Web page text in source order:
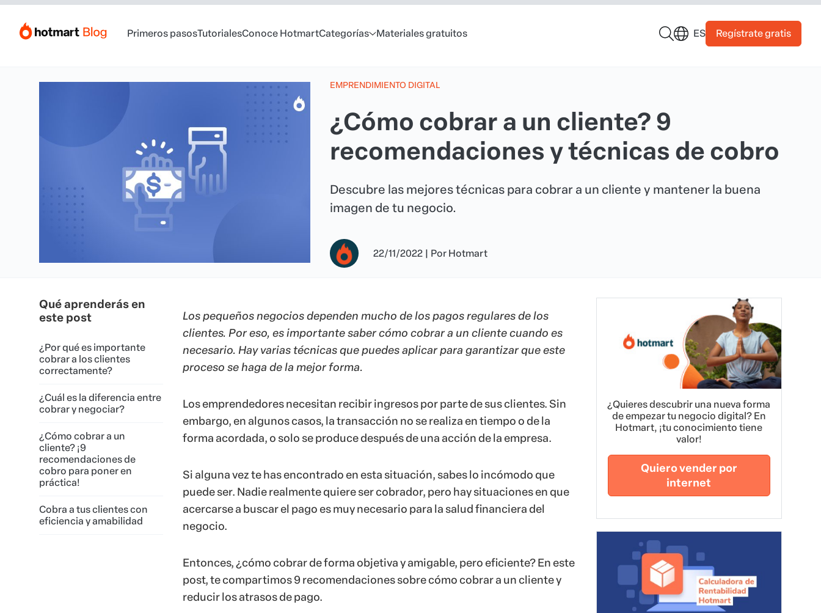
Primeros pasosTutorialesConoce HotmartCategorías Materiales gratuitos ES Regístrate gratis
EMPRENDIMIENTO DIGITAL
¿Cómo cobrar a un cliente? 9
recomendaciones y técnicas de cobro
Descubre las mejores técnicas para cobrar a un cliente y mantener la buena
imagen de tu negocio.
22/11/2022 | Por Hotmart
Qué aprenderás en
este post
¿Por qué es importante
cobrar a los clientes
correctamente?
¿Cuál es la diferencia entre
cobrar y negociar?
¿Cómo cobrar a un
cliente? ¡9
recomendaciones de
cobro para poner en
práctica!
Cobra a tus clientes con
eficiencia y amabilidad
Los pequeños negocios dependen mucho de los pagos regulares de los
clientes. Por eso, es importante saber cómo cobrar a un cliente cuando es
necesario. Hay varias técnicas que puedes aplicar para garantizar que este
proceso se haga de la mejor forma.
Los emprendedores necesitan recibir ingresos por parte de sus clientes. Sin
embargo, en algunos casos, la transacción no se realiza en tiempo o de la
forma acordada, o solo se produce después de una acción de la empresa.
Si alguna vez te has encontrado en esta situación, sabes lo incómodo que
puede ser. Nadie realmente quiere ser cobrador, pero hay situaciones en que
acercarse a buscar el pago es muy necesario para la salud financiera del
negocio.
Entonces, ¿cómo cobrar de forma objetiva y amigable, pero eficiente? En este
post, te compartimos 9 recomendaciones sobre cómo cobrar a un cliente y
reducir los atrasos de pago.
¿Quieres descubrir una nueva forma
de empezar tu negocio digital? En
Hotmart, ¡tu conocimiento tiene
valor!
Quiero vender por
internet